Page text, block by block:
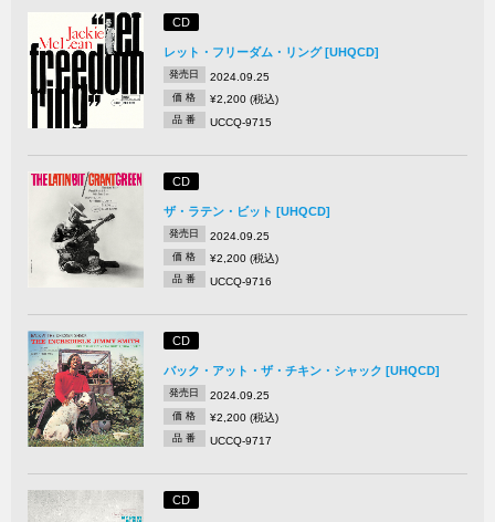
CD
レット・フリーダム・リング [UHQCD]
発売日 2024.09.25
価 格 ¥2,200 (税込)
品 番 UCCQ-9715
CD
ザ・ラテン・ビット [UHQCD]
発売日 2024.09.25
価 格 ¥2,200 (税込)
品 番 UCCQ-9716
CD
バック・アット・ザ・チキン・シャック [UHQCD]
発売日 2024.09.25
価 格 ¥2,200 (税込)
品 番 UCCQ-9717
CD